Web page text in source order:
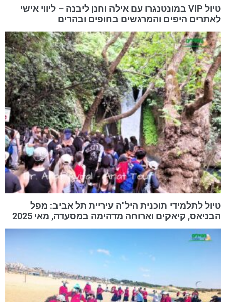
טיול VIP במונטנגרו עם אילה וחנן ליבנה – ליווי אישי
לאתרים היפים והמרגשים בחופים ובהרים
טיול לתלמידי תוכנית היל"ה עיריית תל אביב: מפל
הבניאס, קיאקים וארוחה מדהימה במסעדה, מאי 2025